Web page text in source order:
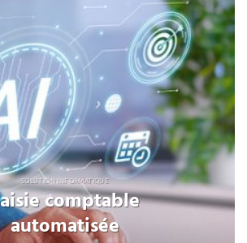
SOLUTION INFORMATIQUE
comptable
automatisée